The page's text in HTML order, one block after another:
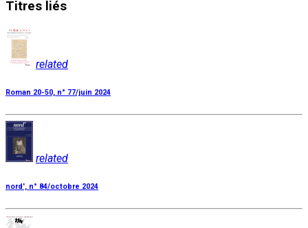
Titres liés
related
Roman 20-50, n° 77/juin 2024
related
nord', n° 84/octobre 2024